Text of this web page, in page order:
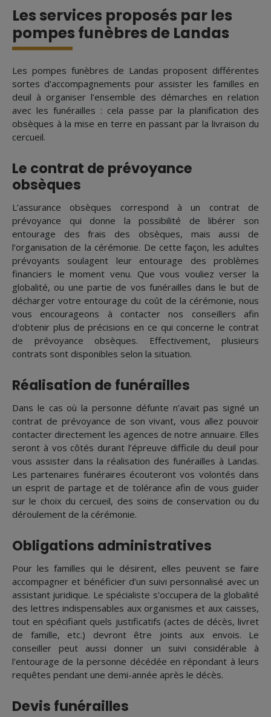
Les services proposés par les
pompes funèbres de Landas
Les pompes funèbres de Landas proposent différentes
sortes d'accompagnements pour assister les familles en
deuil à organiser l’ensemble des démarches en relation
avec les funérailles : cela passe par la planification des
obsèques à la mise en terre en passant par la livraison du
cercueil.
Le contrat de prévoyance
obsèques
L’assurance obsèques correspond à un contrat de
prévoyance qui donne la possibilité de libérer son
entourage des frais des obsèques, mais aussi de
l’organisation de la cérémonie. De cette façon, les adultes
prévoyants soulagent leur entourage des problèmes
financiers le moment venu. Que vous vouliez verser la
globalité, ou une partie de vos funérailles dans le but de
décharger votre entourage du coût de la cérémonie, nous
vous encourageons à contacter nos conseillers afin
d'obtenir plus de précisions en ce qui concerne le contrat
de prévoyance obsèques. Effectivement, plusieurs
contrats sont disponibles selon la situation.
Réalisation de funérailles
Dans le cas où la personne défunte n’avait pas signé un
contrat de prévoyance de son vivant, vous allez pouvoir
contacter directement les agences de notre annuaire. Elles
seront à vos côtés durant l’épreuve difficile du deuil pour
vous assister dans la réalisation des funérailles à Landas.
Les partenaires funéraires écouteront vos volontés dans
un esprit de partage et de tolérance afin de vous guider
sur le choix du cercueil, des soins de conservation ou du
déroulement de la cérémonie.
Obligations administratives
Pour les familles qui le désirent, elles peuvent se faire
accompagner et bénéficier d’un suivi personnalisé avec un
assistant juridique. Le spécialiste s'occupera de la globalité
des lettres indispensables aux organismes et aux caisses,
tout en spécifiant quels justificatifs (actes de décès, livret
de famille, etc.) devront être joints aux envois. Le
conseiller peut aussi donner un suivi considérable à
l'entourage de la personne décédée en répondant à leurs
requêtes pendant une demi-année après le décès.
Devis funérailles